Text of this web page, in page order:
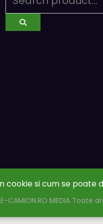
cookie si cum se poate
CAMION.RO MEDIA Toate